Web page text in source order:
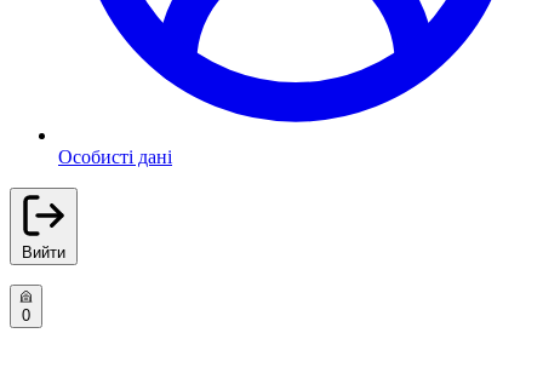
Особисті дані
Вийти
0